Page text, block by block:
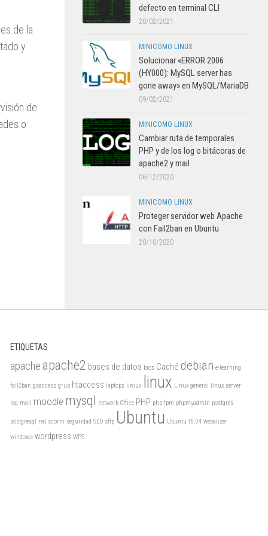
de la
y
de
o
defecto en terminal CLI
20/02/2021
MINICOMO LINUX
Solucionar «ERROR 2006
(HY000): MySQL server has
gone away» en MySQL/MariaDB
09/02/2021
MINICOMO LINUX
Cambiar ruta de temporales
PHP y de los log o bitácoras de
apache2 y mail
06/12/2020
MINICOMO LINUX
Proteger servidor web Apache
con Fail2ban en Ubuntu
20/10/2020
ETIQUETAS
apache apache2 bases de datos bios Caché debian e-learning
fail2ban goaccess grub htaccess laptops liniux linux Linux general linux server
log mail moodle mysql network Office PHP php-fpm phpmyadmin postgres
postgresql red scorm seguridad SEO sftp Ubuntu Ubuntu 16.04 webalizer
windows wordpress WPS